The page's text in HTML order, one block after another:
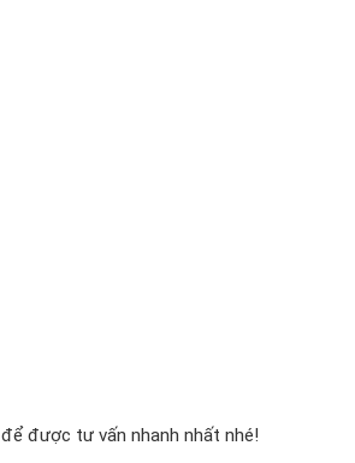
để được tư vấn nhanh nhất nhé!